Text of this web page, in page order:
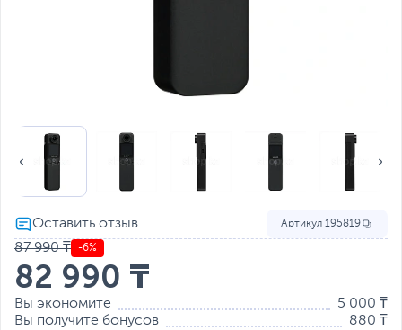
Артикул 195819
87 990 ₸ -6%
82 990 ₸
Вы экономите
5 000 ₸
Вы получите бонусов
880 ₸